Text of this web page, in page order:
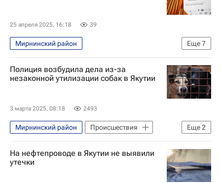
25 апреля 2025, 16:18 39
Еще7
Мирнинский район
80-летие Победы в Великой Отечественной войне
Арктика
Россия
Алроса
Диктант Победы
Полиция возбудила дела из-за
незаконной утилизации собак в Якутии
3 марта 2025, 08:18 2493
Еще2
Мирнинский район
Происшествия
Мирный
Россия
На нефтепроводе в Якутии не выявили
утечки